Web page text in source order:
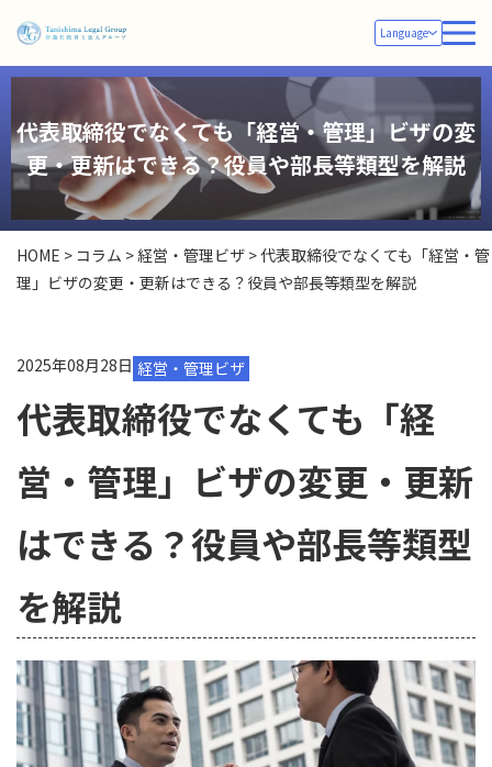
Language
代表取締役でなくても「経営・管理」ビザの変
更・更新はできる？役員や部長等類型を解説
HOME > コラム >経営・管理ビザ >代表取締役でなくても「経営・管
理」ビザの変更・更新はできる？役員や部長等類型を解説
2025年08月28日 経営・管理ビザ
代表取締役でなくても「経
営・管理」ビザの変更・更新
はできる？役員や部長等類型
を解説